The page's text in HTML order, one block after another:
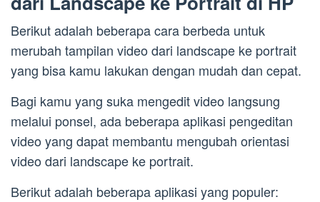
Berikut adalah beberapa cara berbeda untuk
merubah tampilan video dari landscape ke portrait
yang bisa kamu lakukan dengan mudah dan cepat.
Bagi kamu yang suka mengedit video langsung
melalui ponsel, ada beberapa aplikasi pengeditan
video yang dapat membantu mengubah orientasi
video dari landscape ke portrait.
Berikut adalah beberapa aplikasi yang populer: